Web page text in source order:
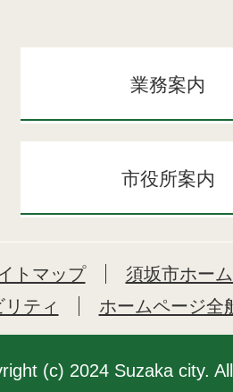
業務案内
市役所案内
トマップ
須坂市ホー
ティ
ホームページ全
(c) 2024 Suzaka city.